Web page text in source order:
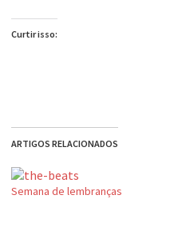
Curtir isso:
ARTIGOS RELACIONADOS
Semana de lembranças